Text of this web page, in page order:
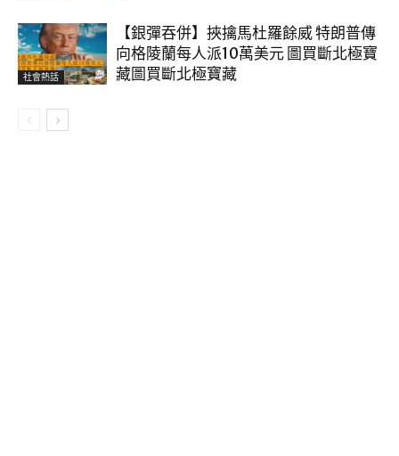
社會熱話
【銀彈吞併】挾擒馬杜羅餘威 特朗普傳
向格陵蘭每人派10萬美元 圖買斷北極寶
藏圖買斷北極寶藏